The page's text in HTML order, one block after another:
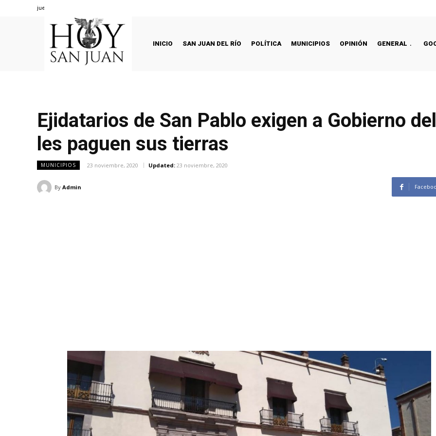
jueves, agosto 6, 2026
INICIO SAN JUAN DEL RÍO POLÍTICA MUNICIPIOS OPINIÓN GENERAL
Ejidatarios de San Pablo exigen a Gobierno
les paguen sus tierras
MUNICIPIOS 23 noviembre, 2020 Updated: 23 noviembre, 2020
By Admin